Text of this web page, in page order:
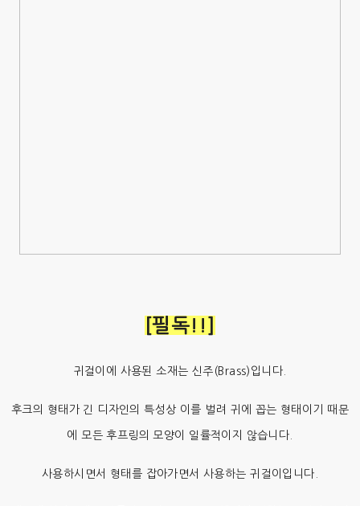
[필독!!]
귀걸이에 사용된 소재는 신주(Brass)입니다.
후크의 형태가 긴 디자인의 특성상 이를 벌려 귀에 꼽는 형태이기 때문
에 모든 후프링의 모양이 일률적이지 않습니다.
사용하시면서 형태를 잡아가면서 사용하는 귀걸이입니다.